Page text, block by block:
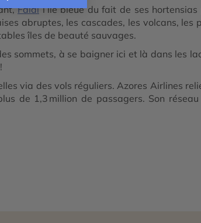
Faiall’île bleue du fait de ses
abruptes, les cascades, les volcans, les
îles de beauté sauvages.
sommets, à se baigner ici et là dans les
via des vols réguliers. Azores Airlines
de 1,3 million de passagers. Son